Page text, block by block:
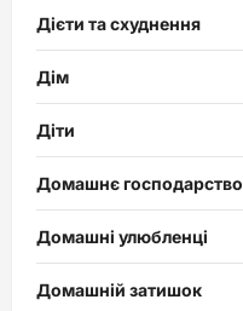
Дієти та схуднення
Дім
Діти
Домашнє господарство
Домашні улюбленці
Домашній затишок